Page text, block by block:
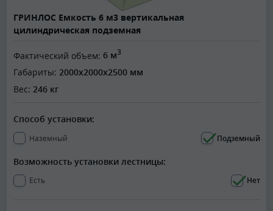
ГРИНЛОС Емкость 6 м3 вертикальная
цилиндрическая подземная
Фактический объем: 6 м3
Габариты: 2000x2000x2500 мм
Вес: 246 кг
Способ установки:
Наземный Подземный
Возможность установки лестницы:
Есть Нет